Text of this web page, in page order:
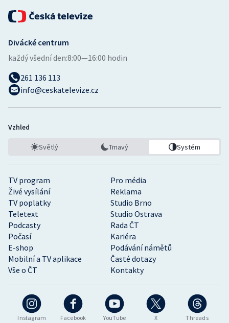
Instagram Facebook YouTube X Threads
TV program
Pro média
Živé vysílání
Reklama
TV poplatky
Studio Brno
Teletext
Studio Ostrava
Podcasty
Rada ČT
Počasí
Kariéra
E-shop
Podávání námětů
Mobilní a TV aplikace
Časté dotazy
Vše o ČT
Kontakty
Divácké centrum
každý všední den:8:00—16:00 hodin
261 136 113
info@ceskatelevize.cz
Vzhled
Světlý Tmavý Systém